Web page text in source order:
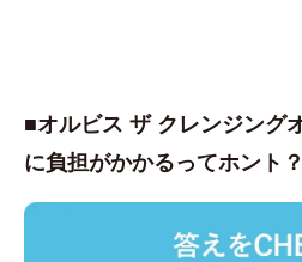
■オルビス ザ クレンジング
に負担がかかるってホント？